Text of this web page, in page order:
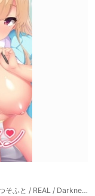
インターハート / Candy Soft / ぐみそふと / はちみつそふと / REAL / DarknessPot / 娘。 / しばそふと / DESSERT Soft / カカオ / ういろうそふと / ましゅまろそふと